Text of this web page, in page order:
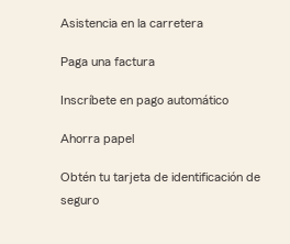
Asistencia en la carretera
Paga una factura
Inscríbete en pago automático
Ahorra papel
Obtén tu tarjeta de identificación de
seguro